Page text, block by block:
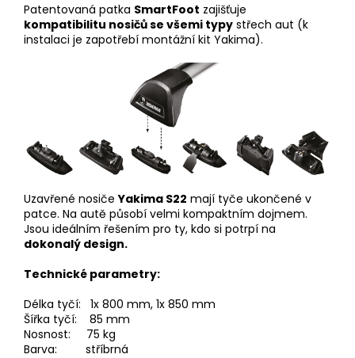
Patentovaná patka SmartFoot zajišťuje
kompatibilitu nosičů se všemi typy střech aut (k
instalaci je zapotřebí montážní kit Yakima).
Uzavřené nosičeYakima S22 mají tyče ukončené v
patce. Na autě působí velmi kompaktním dojmem.
Jsou ideálním řešením pro ty, kdo si potrpí na
dokonalý design.
Technické parametry:
Délka tyčí: 1x 800 mm, 1x 850 mm
Šířka tyčí: 85 mm
Nosnost: 75 kg
Barva: stříbrná